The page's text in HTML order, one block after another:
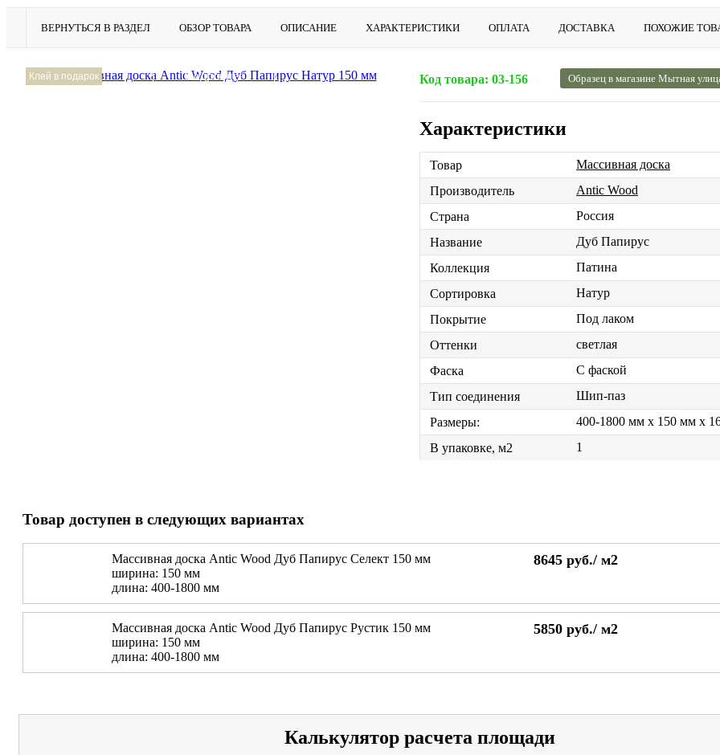
ВЕРНУТЬСЯ В РАЗДЕЛ ОБЗОР ТОВАРА ОПИСАНИЕ ХАРАКТЕРИСТИКИ ОПЛАТА ДОСТАВКА ПОХОЖИЕ
Клей в подарок Подробнее Код товара: 03-156 Образец в магазине Мытная
Характеристики
Товар
Массивная доска
Производитель
Antic Wood
Страна
Россия
Название
Дуб Папирус
Коллекция
Патина
Сортировка
Натур
Покрытие
Под лаком
Оттенки
светлая
Фаска
С фаской
Тип соединения
Шип-паз
Размеры:
400-1800 мм x 150 мм x
В упаковке, м2
1
Товар доступен в следующих вариантах
Массивная доска Antic Wood Дуб Папирус Селект 150 мм
ширина: 150 мм
длина: 400-1800 мм
8645 руб./ м2
Массивная доска Antic Wood Дуб Папирус Рустик 150 мм
ширина: 150 мм
длина: 400-1800 мм
5850 руб./ м2
Калькулятор расчета площади